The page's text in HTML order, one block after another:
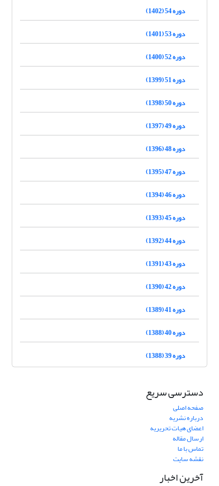
دوره 54 (1402)
دوره 53 (1401)
دوره 52 (1400)
دوره 51 (1399)
دوره 50 (1398)
دوره 49 (1397)
دوره 48 (1396)
دوره 47 (1395)
دوره 46 (1394)
دوره 45 (1393)
دوره 44 (1392)
دوره 43 (1391)
دوره 42 (1390)
دوره 41 (1389)
دوره 40 (1388)
دوره 39 (1388)
دسترسی سریع
صفحه اصلی
درباره نشریه
اعضای هیات تحریریه
ارسال مقاله
تماس با ما
نقشه سایت
آخرین اخبار